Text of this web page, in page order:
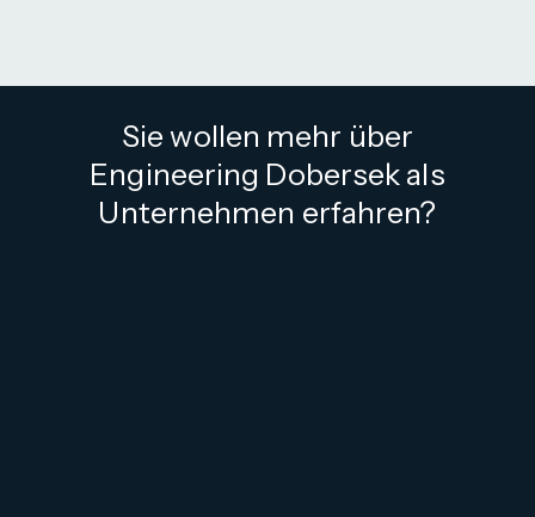
Sie wollen mehr über
Engineering Dobersek als
Unternehmen erfahren?